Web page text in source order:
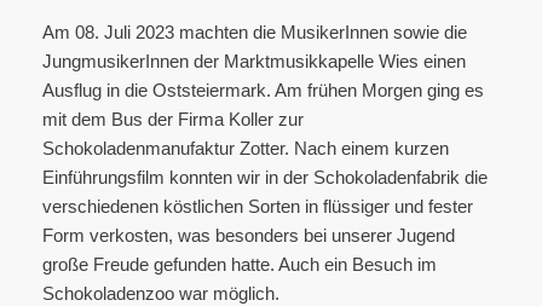
Am 08. Juli 2023 machten die MusikerInnen sowie die
JungmusikerInnen der Marktmusikkapelle Wies einen
Ausflug in die Oststeiermark. Am frühen Morgen ging es
mit dem Bus der Firma Koller zur
Schokoladenmanufaktur Zotter. Nach einem kurzen
Einführungsfilm konnten wir in der Schokoladenfabrik die
verschiedenen köstlichen Sorten in flüssiger und fester
Form verkosten, was besonders bei unserer Jugend
große Freude gefunden hatte. Auch ein Besuch im
Schokoladenzoo war möglich.